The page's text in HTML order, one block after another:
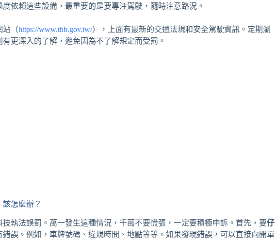
依賴這些設備，最重要的是要專注駕駛，隨時注意路況。
站（https://www.thb.gov.tw/），上面有最新的交通法規和安全駕駛資訊。定期瀏
更深入的了解，避免因為不了解規定而受罰。
怎麼辦？
執法誤罰。萬一發生這種情況，千萬不要慌張，一定要積極申訴。首先，要仔
錯誤。例如，車牌號碼、違規時間、地點等等。如果發現錯誤，可以直接向開單